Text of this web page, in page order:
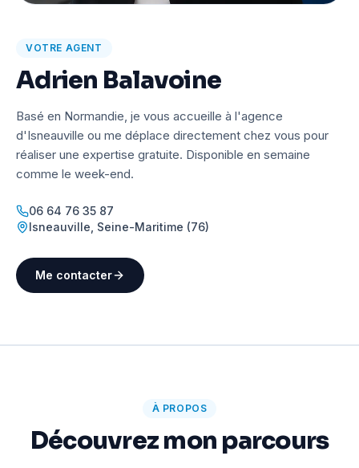
VOTRE AGENT
Adrien Balavoine
Basé en Normandie, je vous accueille à l'agence
d'Isneauville ou me déplace directement chez vous pour
réaliser une expertise gratuite. Disponible en semaine
comme le week-end.
06 64 76 35 87
Isneauville Seine-Maritime (76)
Me contacter
À PROPOS
Découvrez mon parcours